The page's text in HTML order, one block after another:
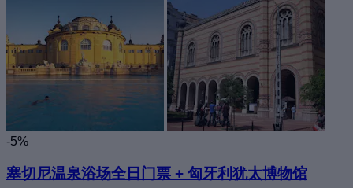
-5%
塞切尼温泉浴场全日门票 + 匈牙利犹太博物馆